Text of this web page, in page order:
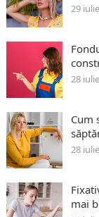
29
28
Cum
28
mai